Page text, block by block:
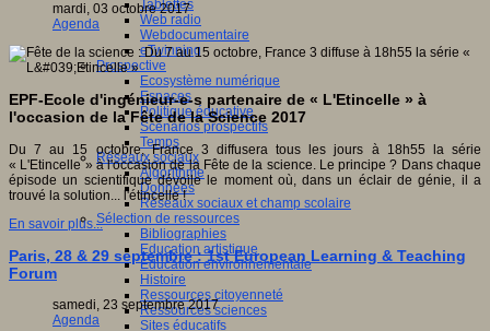
Tablettes
Web radio
Webdocumentaire
eTwinning
Prospective
Ecosystème numérique
Espaces
Politique éducative
Scénarios prospectifs
Temps
Réseaux sociaux
Algorithme
Données
Réseaux sociaux et champ scolaire
Sélection de ressources
Bibliographies
Education artistique
Education environnementale
Histoire
Ressources citoyenneté
Ressources sciences
Sites éducatifs
mardi, 03 octobre 2017
Agenda
EPF-Ecole d'ingénieur-e-s partenaire de « L'Etincelle » à
l'occasion de la Fête de la Science 2017
Du 7 au 15 octobre, France 3 diffusera tous les jours à 18h55 la série
« L'Etincelle » à l'occasion de la Fête de la science. Le principe ? Dans chaque
épisode un scientifique dévoile le moment où, dans un éclair de génie, il a
trouvé la solution... l'étincelle !
En savoir plus...
Paris, 28 & 29 septembre : 1st European Learning & Teaching
Forum
samedi, 23 septembre 2017
Agenda